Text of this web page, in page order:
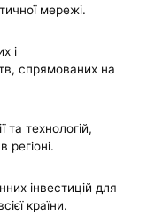
мережі.
і
спрямованих на
та технологій,
регіоні.
інвестицій для
країни.